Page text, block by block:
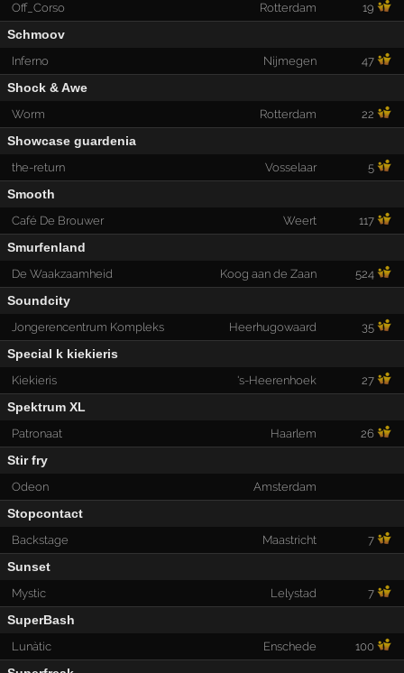
Off_Corso Rotterdam 19
Schmoov
Inferno Nijmegen 47
Shock & Awe
Worm Rotterdam 22
Showcase guardenia
the-return Vosselaar 5
Smooth
Café De Brouwer Weert 117
Smurfenland
De Waakzaamheid Koog aan de Zaan 524
Soundcity
Jongerencentrum Kompleks Heerhugowaard 35
Special k kiekieris
Kiekieris 's-Heerenhoek 27
Spektrum XL
Patronaat Haarlem 26
Stir fry
Odeon Amsterdam
Stopcontact
Backstage Maastricht 7
Sunset
Mystic Lelystad 7
SuperBash
Lunàtic Enschede 100